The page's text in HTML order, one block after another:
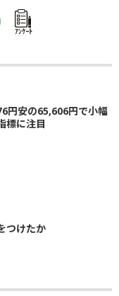
ｱﾝｹｰﾄ
円安の65,606円で小幅
標に注目
つけたか